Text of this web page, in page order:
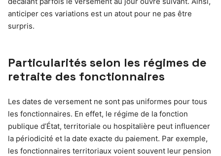
anticiper ces variations est un atout pour ne pas être
surpris.
Particularités selon les régimes de
retraite des fonctionnaires
Les dates de versement ne sont pas uniformes pour tous
les fonctionnaires. En effet, le régime de la fonction
publique d’État, territoriale ou hospitalière peut influencer
la périodicité et la date exacte du paiement. Par exemple,
les fonctionnaires territoriaux voient souvent leur pension